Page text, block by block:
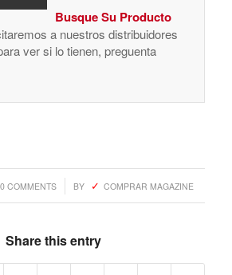
Busque Su Producto
a nuestros distribuidores
ver si lo tienen, preguenta
0 COMMENTS
/ BY COMPRAR MAGAZINE
Share this entry